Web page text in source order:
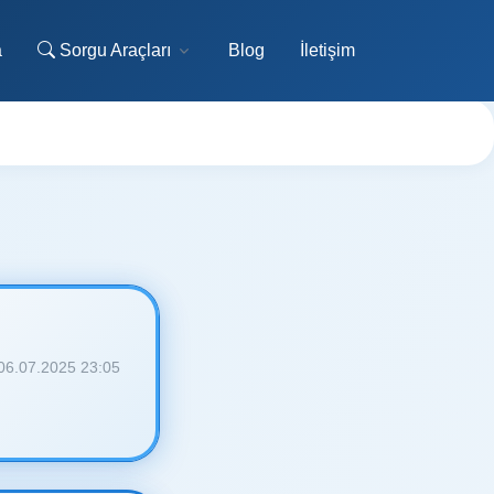
Sorgu Araçları Blog İletişim
23:05